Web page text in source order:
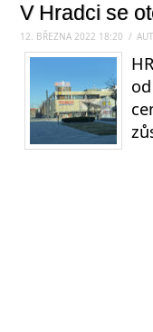
V Hradci se
12. BŘEZNA 2022 18:20 /